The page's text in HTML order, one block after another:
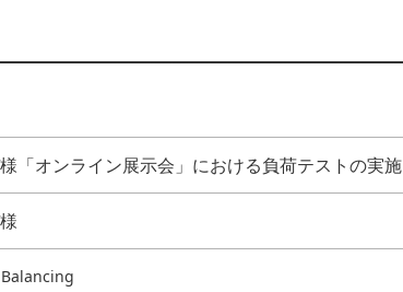
「オンライン展示会」における負荷テストの実施